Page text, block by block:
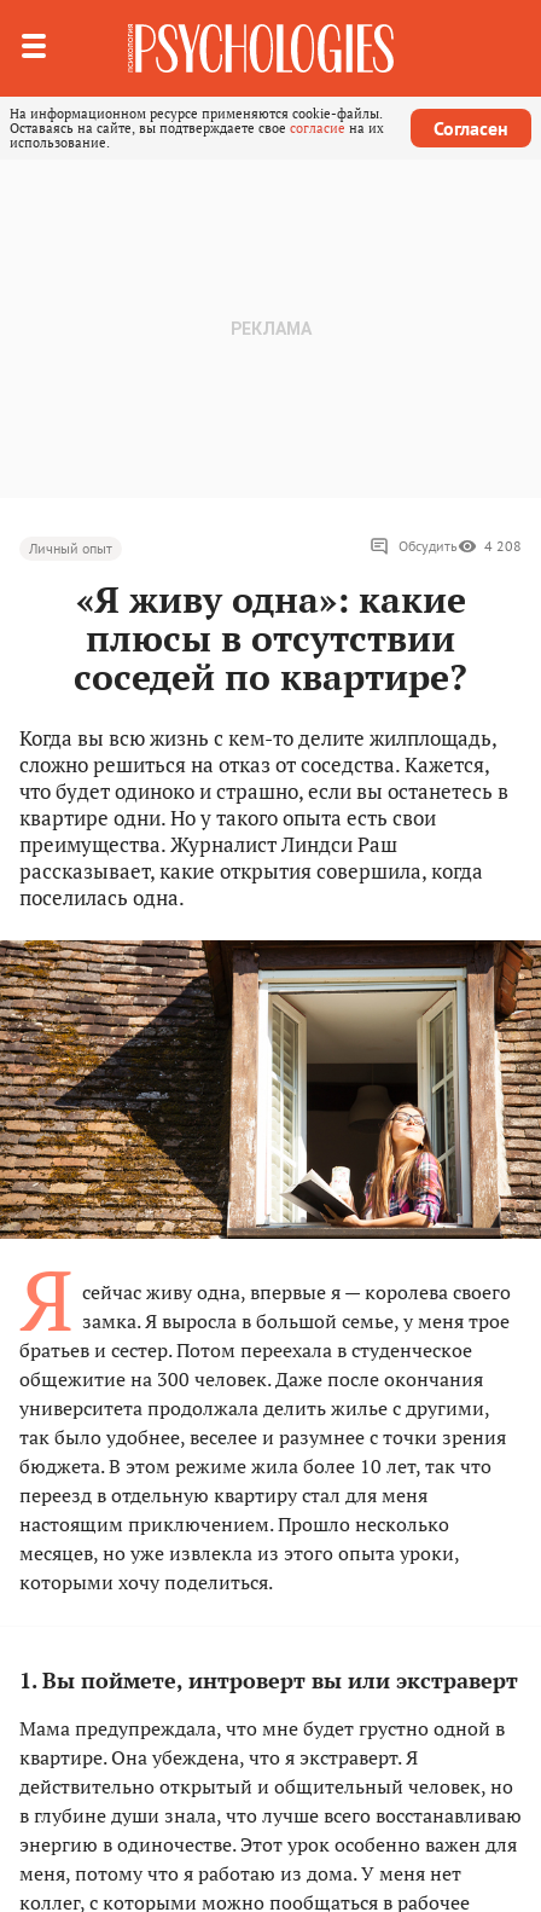
На информационном ресурсе применяются cookie-файлы.
Оставаясь на сайте, вы подтверждаете свое согласие на их
использование.
Согласен
Личный опыт Обсудить 4 208
«Я живу одна»: какие
плюсы в отсутствии
соседей по квартире?
Когда вы всю жизнь с кем-то делите жилплощадь,
сложно решиться на отказ от соседства. Кажется,
что будет одиноко и страшно, если вы останетесь в
квартире одни. Но у такого опыта есть свои
преимущества. Журналист Линдси Раш
рассказывает, какие открытия совершила, когда
поселилась одна.
Я сейчас живу одна, впервые я — королева своего
замка. Я выросла в большой семье, у меня трое
братьев и сестер. Потом переехала в студенческое
общежитие на 300 человек. Даже после окончания
университета продолжала делить жилье с другими,
так было удобнее, веселее и разумнее с точки зрения
бюджета. В этом режиме жила более 10 лет, так что
переезд в отдельную квартиру стал для меня
настоящим приключением. Прошло несколько
месяцев, но уже извлекла из этого опыта уроки,
которыми хочу поделиться.
1. Вы поймете, интроверт вы или экстраверт
Мама предупреждала, что мне будет грустно одной в
квартире. Она убеждена, что я экстраверт. Я
действительно открытый и общительный человек, но
в глубине души знала, что лучше всего восстанавливаю
энергию в одиночестве. Этот урок особенно важен для
меня, потому что я работаю из дома. У меня нет
коллег, с которыми можно пообщаться в рабочее